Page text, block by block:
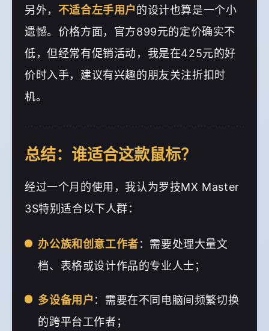
另外， 不适合左手用户的设计也算是一个小
遗憾。价格方面，官方899元的定价确实不
低，但经常有促销活动，我是在425元的好
价时入手，建议有兴趣的朋友关注折扣时
机。
总结：谁适合这款鼠标？
经过一个月的使用，我认为罗技MX Master
3S特别适合以下人群：
办公族和创意工作者：需要处理大量文
档、表格或设计作品的专业人士；
多设备用户 ：需要在不同电脑间频繁切换
的跨平台工作者；